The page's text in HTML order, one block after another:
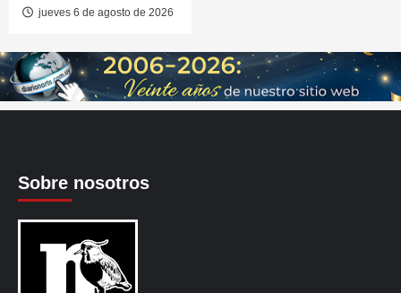
jueves 6 de agosto de 2026
Sobre nosotros